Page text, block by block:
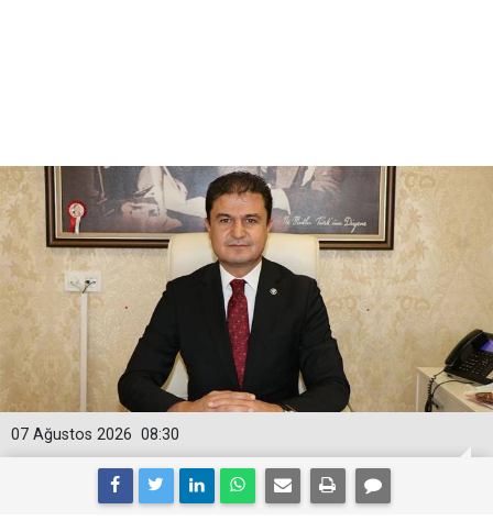
08:30
07 Ağustos 2026